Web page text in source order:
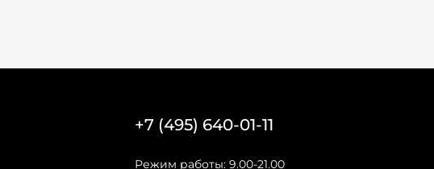
+7 (495) 640-01-11
Режим работы: 9.00-21.00